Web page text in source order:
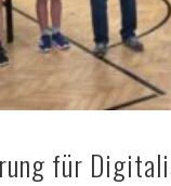
für